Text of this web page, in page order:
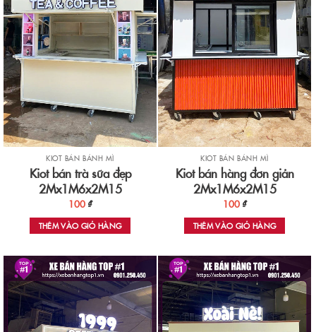
KIOT BÁN BÁNH MÌ
Kiot bán trà sữa đẹp
2Mx1M6x2M15
100 ₫
THÊM VÀO GIỎ HÀNG
KIOT BÁN BÁNH MÌ
Kiot bán hàng đơn giản
2Mx1M6x2M15
100 ₫
THÊM VÀO GIỎ HÀNG